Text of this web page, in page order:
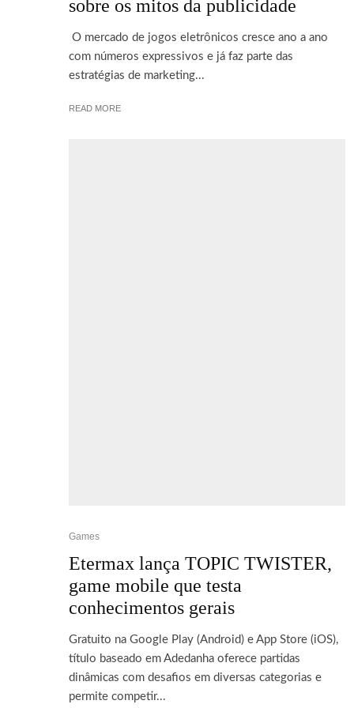
sobre os mitos da publicidade
O mercado de jogos eletrônicos cresce ano a ano
com números expressivos e já faz parte das
estratégias de marketing...
READ MORE
Games
Etermax lança TOPIC TWISTER,
game mobile que testa
conhecimentos gerais
Gratuito na Google Play (Android) e App Store (iOS),
título baseado em Adedanha oferece partidas
dinâmicas com desafios em diversas categorias e
permite competir...